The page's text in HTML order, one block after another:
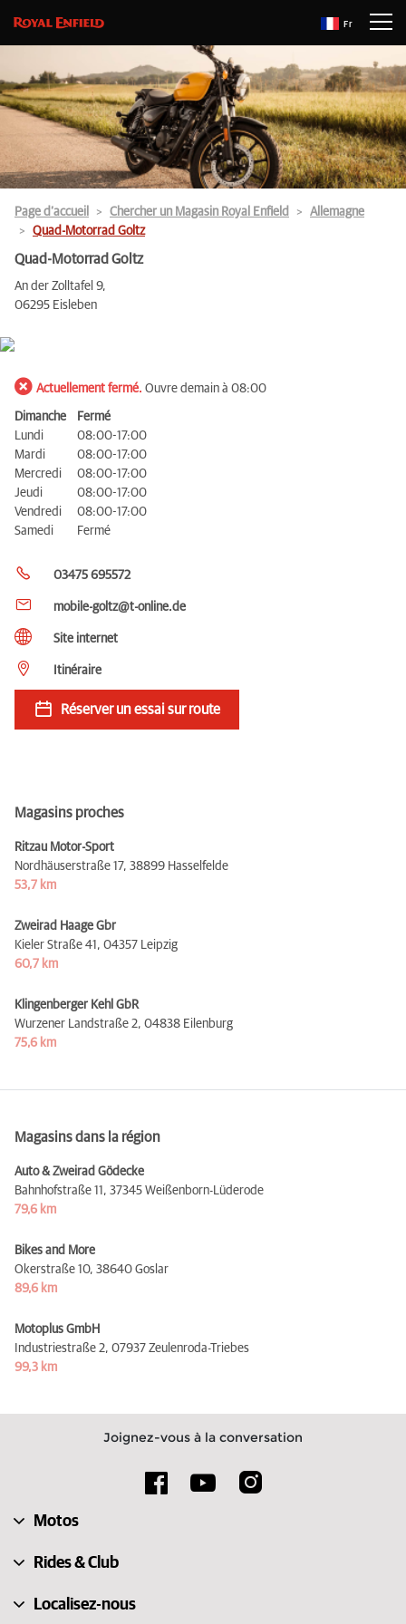
Fr
Page d’accueil Chercher un Magasin Royal Enfield
Allemagne
Quad-Motorrad Goltz
Quad-Motorrad Goltz
An der Zolltafel 9,
06295 Eisleben
Actuellement fermé. Ouvre demain à 08:00
Dimanche
Fermé
Lundi
08:00-17:00
Mardi
08:00-17:00
Mercredi
08:00-17:00
Jeudi
08:00-17:00
Vendredi
08:00-17:00
Samedi
Fermé
03475 695572
mobile-goltz@t-online.de
Site internet
Itinéraire
Réserver un essai sur route
Magasins proches
Ritzau Motor-Sport
Nordhäuserstraße 17, 38899 Hasselfelde
53,7 km
Zweirad Haage Gbr
Kieler Straße 41, 04357 Leipzig
60,7 km
Klingenberger Kehl GbR
Wurzener Landstraße 2, 04838 Eilenburg
75,6 km
Magasins dans la région
Auto & Zweirad Gödecke
Bahnhofstraße 11, 37345 Weißenborn-Lüderode
79,6 km
Bikes and More
Okerstraße 10, 38640 Goslar
89,6 km
Motoplus GmbH
Industriestraße 2, 07937 Zeulenroda-Triebes
99,3 km
Joignez-vous à la conversation
Motos
Rides & Club
Localisez-nous